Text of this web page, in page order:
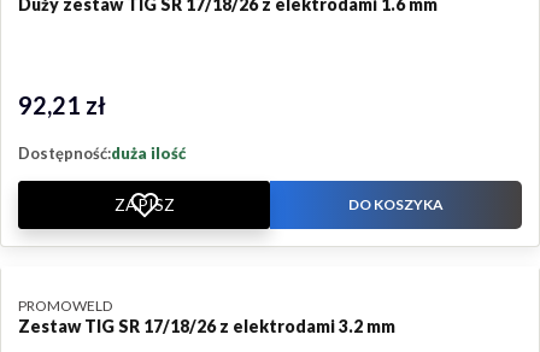
Cena
92,21 zł
Dostępność:duża ilość
ZAPISZ DO KOSZYKA
Zestaw TIG SR 17/18/26 z elektrodami 3.2 mm
PRODUCENT
PROMOWELD